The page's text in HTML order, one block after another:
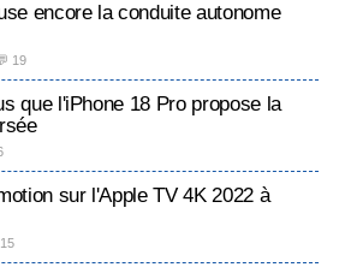
encore la conduite autonome
19
que l'iPhone 18 Pro propose la
sur l'Apple TV 4K 2022 à